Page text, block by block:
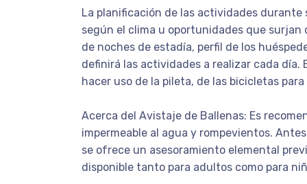
La planificación de las actividades durante
según el clima u oportunidades que
de noches de estadía, perfil de los
definirá las actividades a realizar cada día.
hacer uso de la pileta, de las bicicletas para
Acerca del Avistaje de Ballenas: Es
impermeable al agua y rompevientos.
se ofrece un asesoramiento elemental
disponible tanto para adultos como para